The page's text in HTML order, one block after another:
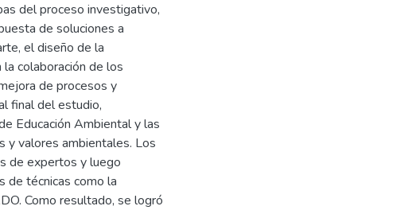
del proceso investigativo,
de soluciones a
el diseño de la
colaboración de los
de procesos y
final del estudio,
Educación Ambiental y las
y valores ambientales. Los
de expertos y luego
de técnicas como la
Como resultado, se logró